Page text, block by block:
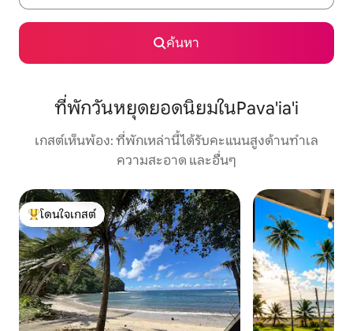
ค้นหา
ที่พักวันหยุดยอดนิยมในPava'ia'i
เกสต์เห็นพ้อง: ที่พักเหล่านี้ได้รับคะแนนสูงด้านทำเล
ความสะอาด และอื่นๆ
โดนใจเกสต์ที่สุด
โดนใจเกสต์